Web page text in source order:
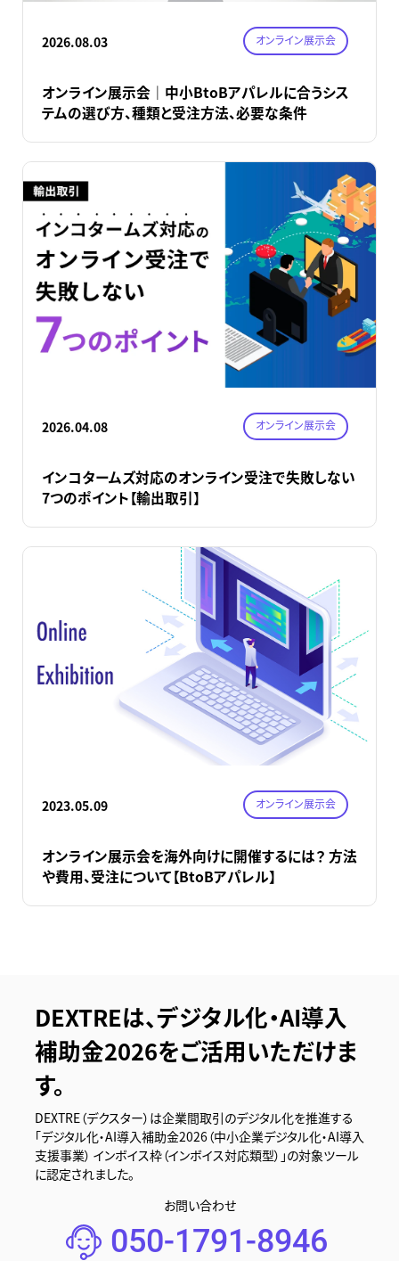
2026.08.03 オンライン展示会
オンライン展示会｜中小BtoBアパレルに合うシス
テムの選び方、種類と受注方法、必要な条件
2026.04.08 オンライン展示会
インコタームズ対応のオンライン受注で失敗しない
7つのポイント【輸出取引】
2023.05.09 オンライン展示会
オンライン展示会を海外向けに開催するには？ 方法
や費用、受注について【BtoBアパレル】
DEXTREは、デジタル化・AI導入
補助金2026をご活用いただけま
す。
DEXTRE（デクスター）は企業間取引のデジタル化を推進する
「デジタル化・AI導入補助金2026（中小企業デジタル化・AI導入
支援事業） インボイス枠（インボイス対応類型）」の対象ツール
に認定されました。
お問い合わせ
050-1791-8946